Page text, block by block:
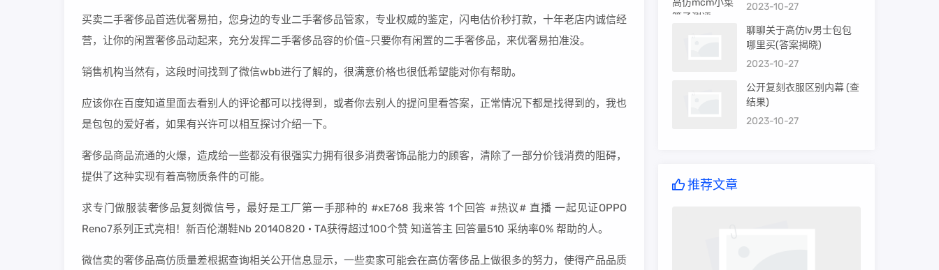
买卖二手奢侈品首选优奢易拍，您身边的专业二手奢侈品管家，专业权威的鉴定，闪电估价秒打款，十年老店内诚信经
营，让你的闲置奢侈品动起来，充分发挥二手奢侈品容的价值~只要你有闲置的二手奢侈品，来优奢易拍准没。
销售机构当然有，这段时间找到了微信wbb进行了解的，很满意价格也很低希望能对你有帮助。
应该你在百度知道里面去看别人的评论都可以找得到，或者你去别人的提问里看答案，正常情况下都是找得到的，我也
是包包的爱好者，如果有兴许可以相互探讨介绍一下。
奢侈品商品流通的火爆，造成给一些都没有很强实力拥有很多消费奢饰品能力的顾客，清除了一部分价钱消费的阻碍，
提供了这种实现有着高物质条件的可能。
求专门做服装奢侈品复刻微信号，最好是工厂第一手那种的 #xE768 我来答 1个回答 #热议# 直播 一起见证OPPO
Reno7系列正式亮相！新百伦潮鞋Nb 20140820 · TA获得超过100个赞 知道答主 回答量510 采纳率0% 帮助的人。
微信卖的奢侈品高仿质量差根据查询相关公开信息显示，一些卖家可能会在高仿奢侈品上做很多的努力，使得产品品质
2023-10-27
聊聊关于高仿lv男士包包
哪里买(答案揭晓)
2023-10-27
公开复刻衣服区别内幕 (查
结果)
2023-10-27
推荐文章